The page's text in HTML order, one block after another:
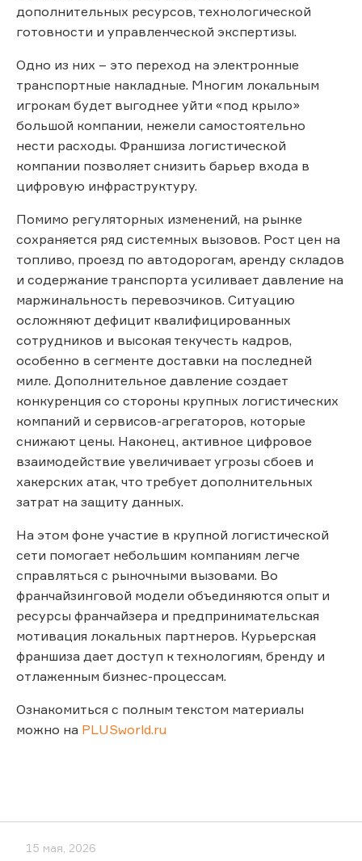
дополнительных ресурсов, технологической
готовности и управленческой экспертизы.
Одно из них – это переход на электронные
транспортные накладные. Многим локальным
игрокам будет выгоднее уйти «под крыло»
большой компании, нежели самостоятельно
нести расходы. Франшиза логистической
компании позволяет снизить барьер входа в
цифровую инфраструктуру.
Помимо регуляторных изменений, на рынке
сохраняется ряд системных вызовов. Рост цен на
топливо, проезд по автодорогам, аренду складов
и содержание транспорта усиливает давление на
маржинальность перевозчиков. Ситуацию
осложняют дефицит квалифицированных
сотрудников и высокая текучесть кадров,
особенно в сегменте доставки на последней
миле. Дополнительное давление создает
конкуренция со стороны крупных логистических
компаний и сервисов-агрегаторов, которые
снижают цены. Наконец, активное цифровое
взаимодействие увеличивает угрозы сбоев и
хакерских атак, что требует дополнительных
затрат на защиту данных.
На этом фоне участие в крупной логистической
сети помогает небольшим компаниям легче
справляться с рыночными вызовами. Во
франчайзинговой модели объединяются опыт и
ресурсы франчайзера и предпринимательская
мотивация локальных партнеров. Курьерская
франшиза дает доступ к технологиям, бренду и
отлаженным бизнес-процессам.
Ознакомиться с полным текстом материалы
можно на PLUSworld.ru
15 мая, 2026